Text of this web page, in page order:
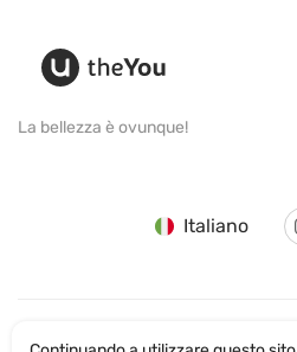
La bellezza è ovunque!
Italiano